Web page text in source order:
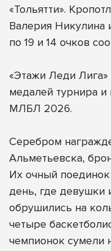
«Тольятти».
Валерия Никулина
по 19 и 14 очков
«Этажи Леди Лига»
медалей турнира
МЛБЛ 2026.
Серебром
Альметьевска,
Их очный
день, где девушки
обрушились на
четыре
чемпионок сумели